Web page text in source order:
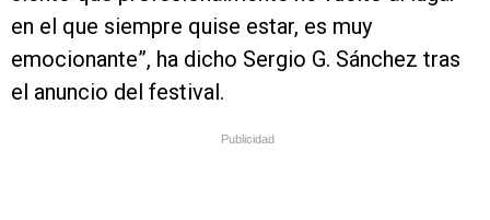
en el que siempre quise estar, es muy
emocionante”, ha dicho Sergio G. Sánchez tras
el anuncio del festival.
Publicidad